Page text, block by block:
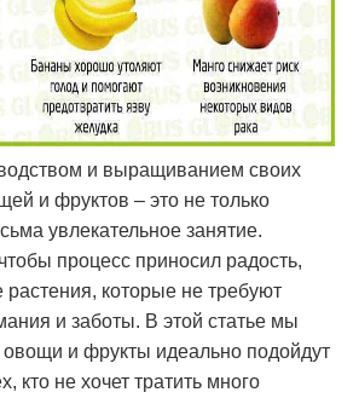
и выращиванием своих
и фруктов – это не только
увлекательное занятие.
процесс приносил радость,
которые не требуют
и заботы. В этой статье мы
овощи и фрукты идеально подойдут
кто не хочет тратить много